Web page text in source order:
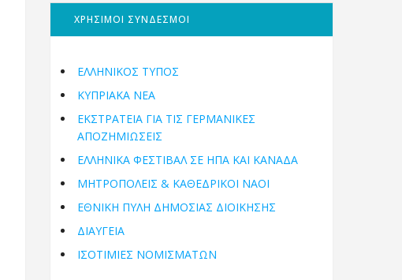
ΧΡΗΣΙΜΟΙ ΣΥΝΔΕΣΜΟΙ
ΕΛΛΗΝΙΚΟΣ ΤΥΠΟΣ
ΚΥΠΡΙΑΚΑ ΝΕΑ
ΕΚΣΤΡΑΤΕΙΑ ΓΙΑ ΤΙΣ ΓΕΡΜΑΝΙΚΕΣ
ΑΠΟΖΗΜΙΩΣΕΙΣ
ΕΛΛΗΝΙΚΆ ΦΕΣΤΙΒΆΛ ΣΕ ΗΠΑ ΚΑΙ ΚΑΝΑΔΑ
ΜΗΤΡΟΠΌΛΕΙΣ & ΚΑΘΕΔΡΙΚΟΊ ΝΑΟΊ
ΕΘΝΙΚΉ ΠΎΛΗ ΔΗΜΌΣΙΑΣ ΔΙΟΊΚΗΣΗΣ
ΔΙΑΥΓΕΙΑ
ΙΣΟΤΙΜΙΕΣ ΝΟΜΙΣΜΑΤΩΝ